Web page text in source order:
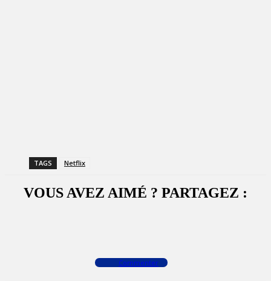
TAGS Netflix
VOUS AVEZ AIMÉ ? PARTAGEZ :
Commenter